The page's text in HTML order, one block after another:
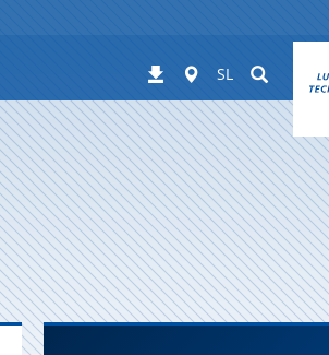
PrenosiWorldwide
SL Suchen